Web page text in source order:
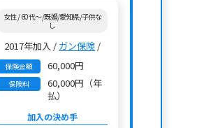
女性 / 60代～/既婚/愛知県/子供な
し
2017年加入 / ガン保険 /
保険金額 60,000円
保険料
60,000円（年
払）
加入の決め手